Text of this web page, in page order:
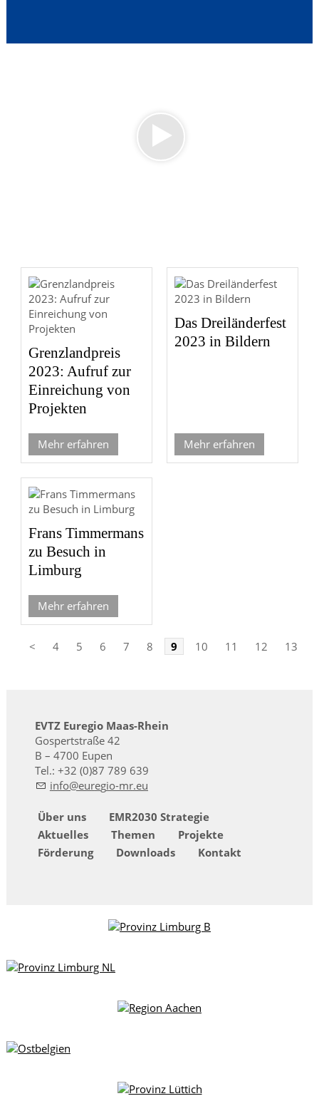
Grenzlandpreis
2023: Aufruf zur
Einreichung von
Projekten
Mehr erfahren
Das Dreiländerfest
2023 in Bildern
Mehr erfahren
Frans Timmermans
zu Besuch in
Limburg
Mehr erfahren
< 4 5 6 7 8 9 10 11 12 13
EVTZ Euregio Maas-Rhein
Gospertstraße 42
B – 4700 Eupen
Tel.: +32 (0)87 789 639
nf
r g -mr
Über uns
EMR2030 Strategie
Aktuelles
Themen
Projekte
Förderung
Downloads Kontakt